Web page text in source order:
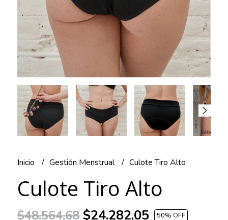
Inicio Gestión Menstrual Culote Tiro Alto
Culote Tiro Alto
$48.564,68$24.282,05 50% OFF